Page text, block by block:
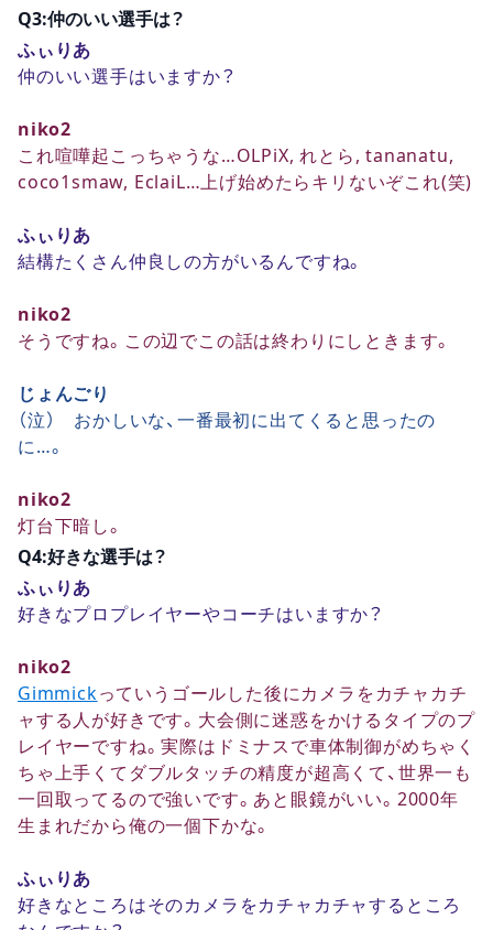
Q3:仲のいい選手は？
ふぃりあ
仲のいい選手はいますか？
niko2
これ喧嘩起こっちゃうな…OLPiX, れとら, tananatu,
coco1smaw, EclaiL…上げ始めたらキリないぞこれ(笑)
ふぃりあ
結構たくさん仲良しの方がいるんですね。
niko2
そうですね。この辺でこの話は終わりにしときます。
じょんごり
（泣） おかしいな、一番最初に出てくると思ったの
に…。
niko2
灯台下暗し。
Q4:好きな選手は？
ふぃりあ
好きなプロプレイヤーやコーチはいますか？
niko2
Gimmick っていうゴールした後にカメラをカチャカチ
ャする人が好きです。大会側に迷惑をかけるタイプのプ
レイヤーですね。実際はドミナスで車体制御がめちゃく
ちゃ上手くてダブルタッチの精度が超高くて、世界一も
一回取ってるので強いです。あと眼鏡がいい。2000年
生まれだから俺の一個下かな。
ふぃりあ
好きなところはそのカメラをカチャカチャするところ